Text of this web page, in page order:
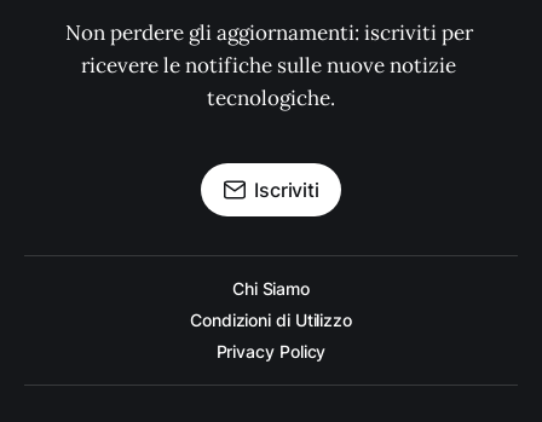
Non perdere gli aggiornamenti: iscriviti per
ricevere le notifiche sulle nuove notizie
tecnologiche.
Iscriviti
Chi Siamo
Condizioni di Utilizzo
Privacy Policy